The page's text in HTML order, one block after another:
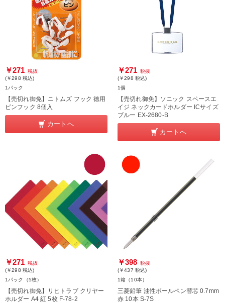
￥271 税抜
(￥298 税込)
1パック
【売切れ御免】ニトムズ フック 徳用
ピンフック 8個入
カートへ
￥271 税抜
(￥298 税込)
1個
【売切れ御免】ソニック スペースエ
イジ ネックカードホルダー ICサイズ
ブルー EX-2680-B
カートへ
￥271 税抜
(￥298 税込)
1パック（5枚）
【売切れ御免】リヒトラブ クリヤー
ホルダー A4 紅 5枚 F-78-2
￥398 税抜
(￥437 税込)
1箱（10本）
三菱鉛筆 油性ボールペン替芯 0.7mm
赤 10本 S-7S